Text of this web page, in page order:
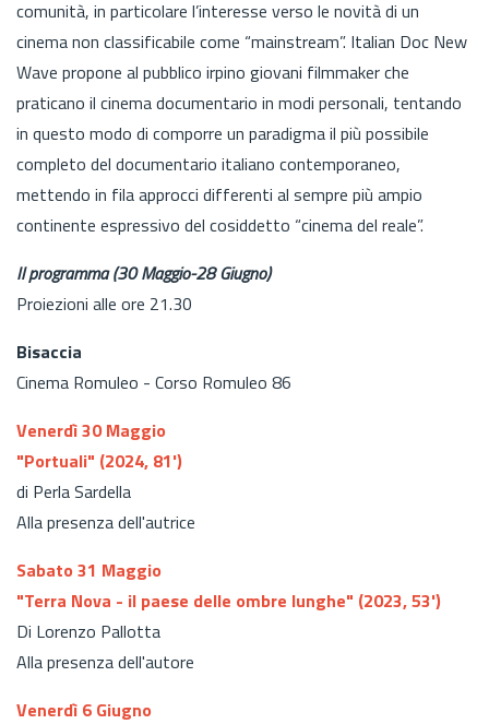
comunità, in particolare l’interesse verso le novità di un
cinema non classificabile come “mainstream”. Italian Doc New
Wave propone al pubblico irpino giovani filmmaker che
praticano il cinema documentario in modi personali, tentando
in questo modo di comporre un paradigma il più possibile
completo del documentario italiano contemporaneo,
mettendo in fila approcci differenti al sempre più ampio
continente espressivo del cosiddetto “cinema del reale”.
Il programma (30 Maggio-28 Giugno)
Proiezioni alle ore 21.30
Bisaccia
Cinema Romuleo - Corso Romuleo 86
Venerdì 30 Maggio
"Portuali" (2024, 81')
di Perla Sardella
Alla presenza dell'autrice
Sabato 31 Maggio
"Terra Nova - il paese delle ombre lunghe" (2023, 53')
Di Lorenzo Pallotta
Alla presenza dell'autore
Venerdì 6 Giugno